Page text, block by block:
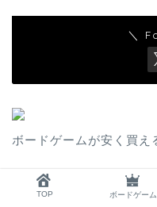
＼
ボードゲームが安く買え
アーカイブ
TOP ボードゲーム